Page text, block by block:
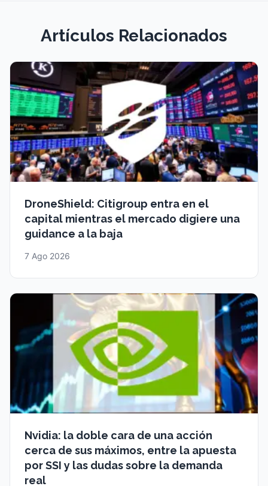
Artículos Relacionados
DroneShield: Citigroup entra en el
capital mientras el mercado digiere una
guidance a la baja
7 Ago 2026
Nvidia: la doble cara de una acción
cerca de sus máximos, entre la apuesta
por SSI y las dudas sobre la demanda
real